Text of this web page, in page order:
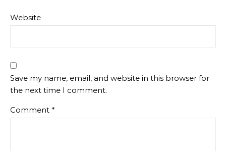
Website
Save my name, email, and website in this browser for
the next time I comment.
Comment *